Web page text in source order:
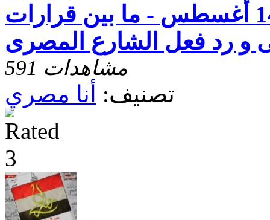
أنا مصرى - حلقة 14 أغسطس - ما بين قرارات
رد فعل الشارع المصرى
591 مشاهدات
تصنيف: أنا مصري